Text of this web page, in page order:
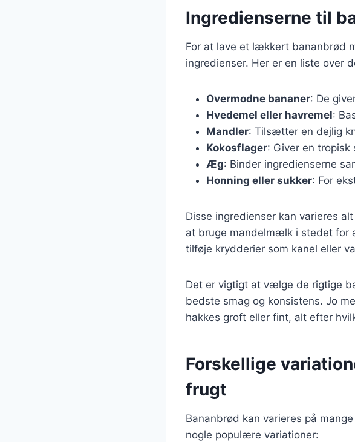
Ingredienserne til
For at lave et lækkert bananbrød
ingredienser. Her er en liste over
Overmodne bananer: De
Hvedemel eller havremel:
Mandler: Tilsætter en dejlig
Kokosflager: Giver en tropisk
Æg: Binder ingredienserne
Honning eller sukker: For
Disse ingredienser kan varieres
at bruge mandelmælk i stedet for
tilføje krydderier som kanel eller
Det er vigtigt at vælge de rigtige
bedste smag og konsistens. Jo
hakkes groft eller fint, alt efter
Forskellige
frugt
Bananbrød kan varieres på
nogle populære variationer: